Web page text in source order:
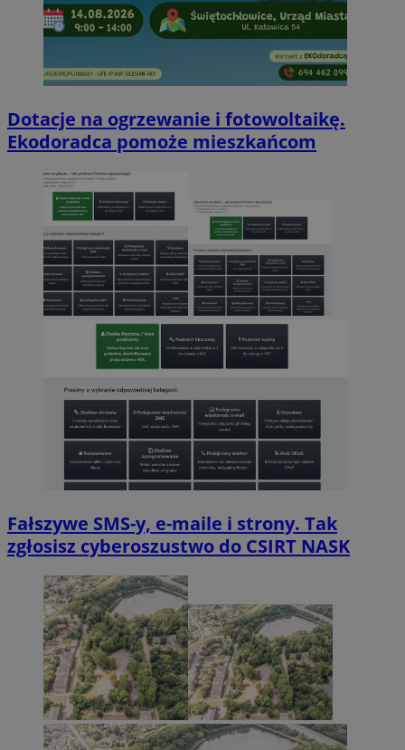
Dotacje na ogrzewanie i fotowoltaikę.
Ekodoradca pomoże mieszkańcom
Fałszywe SMS-y, e-maile i strony. Tak
zgłosisz cyberoszustwo do CSIRT NASK